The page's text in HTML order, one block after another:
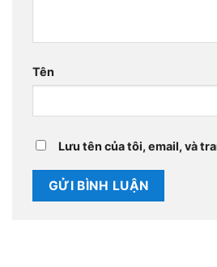
Tên
Lưu tên của tôi, email, và